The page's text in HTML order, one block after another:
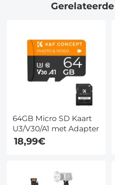
64GB Micro SD Kaart
U3/V30/A1 met Adapter
18,99€